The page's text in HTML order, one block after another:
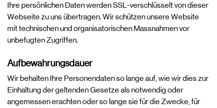
Ihre persönlichen Daten werden SSL-verschlüsselt von dieser
Webseite zu uns übertragen. Wir schützen unsere Website
mit technischen und organisatorischen Massnahmen vor
unbefugten Zugriffen.
Aufbewahrungsdauer
Wir behalten Ihre Personendaten so lange auf, wie wir dies zur
Einhaltung der geltenden Gesetze als notwendig oder
angemessen erachten oder so lange sie für die Zwecke, für